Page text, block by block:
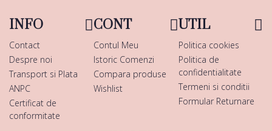
INFO
Contact
Despre noi
Transport si Plata
ANPC
Certificat de
conformitate
CONT
Contul Meu
Istoric Comenzi
Compara produse
Wishlist
UTIL
Politica cookies
Politica de
confidentialitate
Termeni si conditii
Formular Returnare